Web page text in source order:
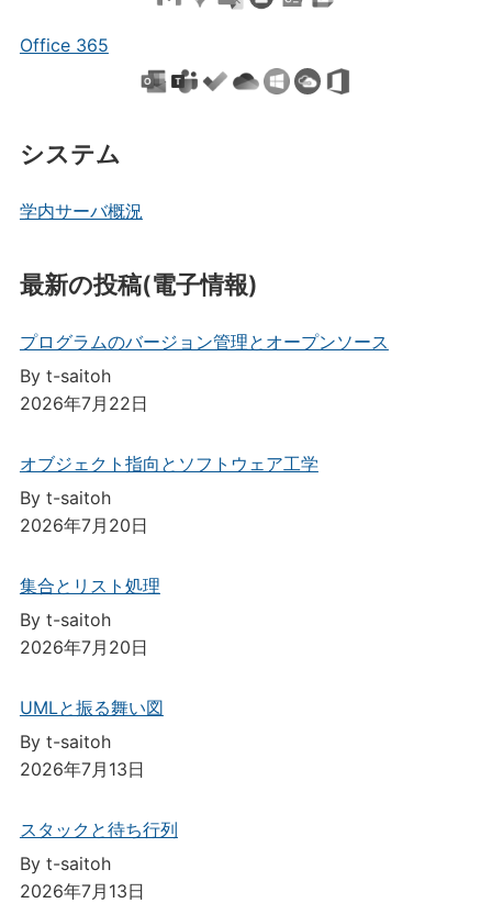
Office 365
システム
学内サーバ概況
最新の投稿(電子情報)
プログラムのバージョン管理とオープンソース
By t-saitoh
2026年7月22日
オブジェクト指向とソフトウェア工学
By t-saitoh
2026年7月20日
集合とリスト処理
By t-saitoh
2026年7月20日
UMLと振る舞い図
By t-saitoh
2026年7月13日
スタックと待ち行列
By t-saitoh
2026年7月13日